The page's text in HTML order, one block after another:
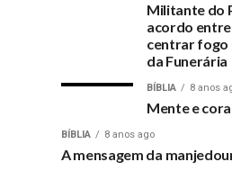
Militante do
acordo
centrar fogo
da Funerária
BÍBLIA 8 anos
Mente e
BÍBLIA 8 anos ago
A mensagem da